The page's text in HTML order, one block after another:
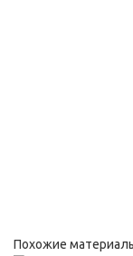
Похожие